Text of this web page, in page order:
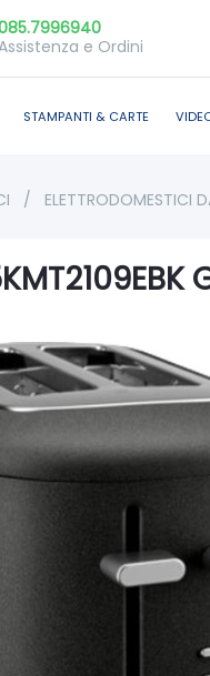
e Ordini
STAMPANTI & CARTE
/ ELETTRODOMESTICI